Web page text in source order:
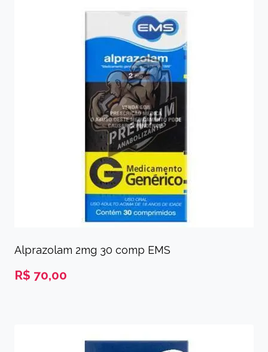
Alprazolam 2mg 30 comp EMS
R$ 70,00